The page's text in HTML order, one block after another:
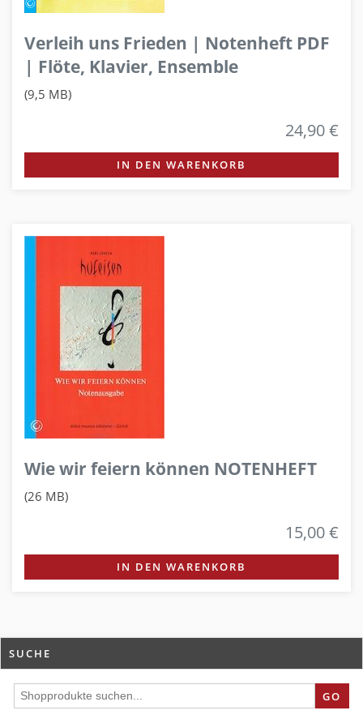
Verleih uns Frieden | Notenheft PDF
| Flöte, Klavier, Ensemble
(9,5 MB)
24,90 €
IN DEN WARENKORB
Wie wir feiern können NOTENHEFT
(26 MB)
15,00 €
IN DEN WARENKORB
SUCHE
GO